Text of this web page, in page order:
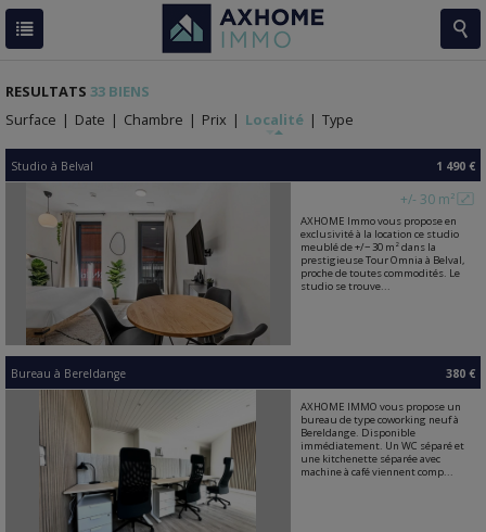
RESULTATS 33 BIENS
Surface | Date | Chambre | Prix | Localité | Type
Studio à Belval 1 490 €
+/- 30 m²
AXHOME Immo vous propose en
exclusivité à la location ce studio
meublé de +/− 30 m² dans la
prestigieuse Tour Omnia à Belval,
proche de toutes commodités. Le
studio se trouve...
Bureau à Bereldange 380 €
AXHOME IMMO vous propose un
bureau de type coworking neuf à
Bereldange. Disponible
immédiatement. Un WC séparé et
une kitchenette séparée avec
machine à café viennent comp...